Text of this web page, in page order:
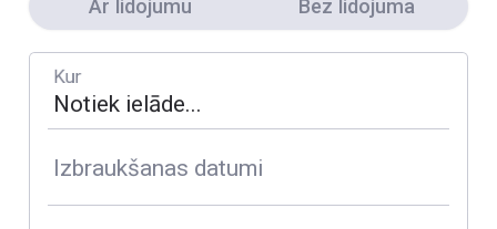
Ar lidojumu Bez lidojuma
Kur
Izbraukšanas datumi